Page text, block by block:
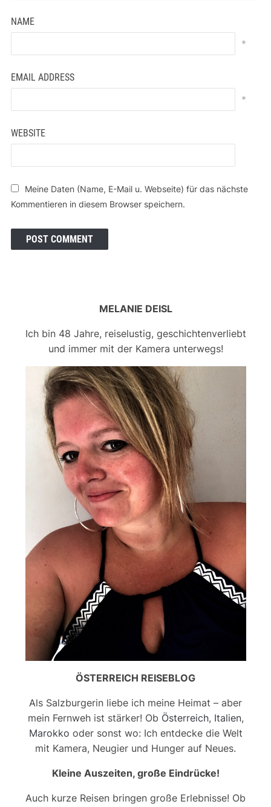
NAME
*
EMAIL ADDRESS
*
WEBSITE
Meine Daten (Name, E-Mail u. Webseite) für das nächste
Kommentieren in diesem Browser speichern.
MELANIE DEISL
Ich bin 48 Jahre, reiselustig, geschichtenverliebt
und immer mit der Kamera unterwegs!
ÖSTERREICH REISEBLOG
Als Salzburgerin liebe ich meine Heimat – aber
mein Fernweh ist stärker! Ob Österreich, Italien,
Marokko oder sonst wo: Ich entdecke die Welt
mit Kamera, Neugier und Hunger auf Neues.
Kleine Auszeiten, große Eindrücke!
Auch kurze Reisen bringen große Erlebnisse! Ob